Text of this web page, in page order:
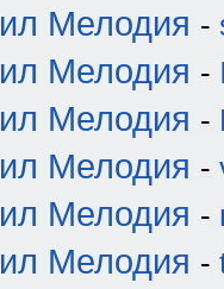
Мелодия -
Мелодия -
Мелодия -
Мелодия -
Мелодия -
Мелодия -